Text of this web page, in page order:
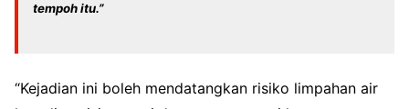
tempoh itu.”
“Kejadian ini boleh mendatangkan risiko limpahan air